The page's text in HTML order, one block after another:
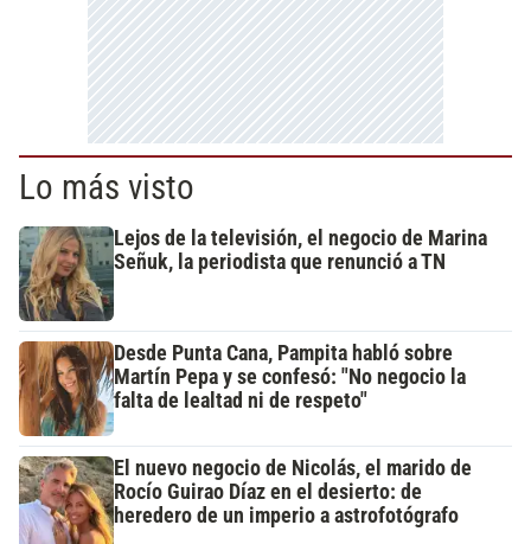
Lo más visto
Lejos de la televisión, el negocio de Marina
Señuk, la periodista que renunció a TN
Desde Punta Cana, Pampita habló sobre
Martín Pepa y se confesó: "No negocio la
falta de lealtad ni de respeto"
El nuevo negocio de Nicolás, el marido de
Rocío Guirao Díaz en el desierto: de
heredero de un imperio a astrofotógrafo